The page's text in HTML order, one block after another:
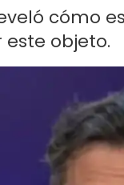
cómo
objeto.